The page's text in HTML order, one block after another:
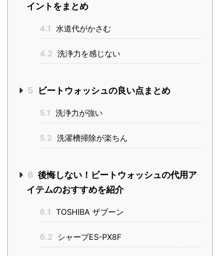
イントをまとめ
4.1 水道代がかさむ
4.2 洗浄力を感じない
5 ビートウォッシュの良い点まとめ
5.1 洗浄力が強い
5.2 洗濯槽掃除が楽ちん
6 後悔しない！ビートウォッシュの代用ア
イテムのおすすめを紹介
6.1 TOSHIBA ザブーン
6.2 シャープES-PX8F